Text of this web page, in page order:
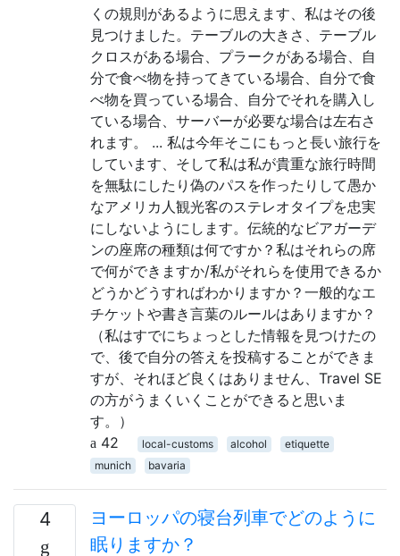
くの規則があるように思えます、私はその後
見つけました。テーブルの大きさ、テーブル
クロスがある場合、プラークがある場合、自
分で食べ物を持ってきている場合、自分で食
べ物を買っている場合、自分でそれを購入し
ている場合、サーバーが必要な場合は左右さ
れます。 ... 私は今年そこにもっと長い旅行を
しています、そして私は私が貴重な旅行時間
を無駄にしたり偽のパスを作ったりして愚か
なアメリカ人観光客のステレオタイプを忠実
にしないようにします。伝統的なビアガーデ
ンの座席の種類は何ですか？私はそれらの席
で何ができますか/私がそれらを使用できるか
どうかどうすればわかりますか？一般的なエ
チケットや書き言葉のルールはありますか？
（私はすでにちょっとした情報を見つけたの
で、後で自分の答えを投稿することができま
すが、それほど良くはありません、Travel SE
の方がうまくいくことができると思いま
す。）
42
local-customs alcohol
etiquette
munich
bavaria
4
ヨーロッパの寝台列車でどのように
眠りますか？